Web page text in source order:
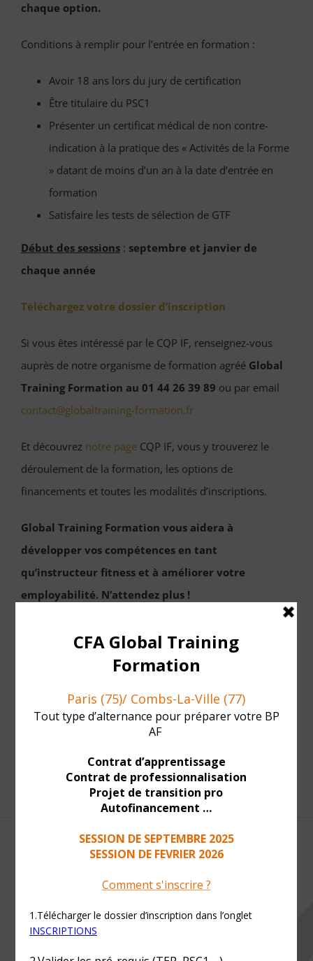
chaque option.
Conditions à remplir pour l’entrée en formation :
Avoir 18 ans lors du jury de certification
Être titulaire du PSC1
Présenter un certificat médical de non contre-
indication à la pratique des « Activités de la Forme
» datant de moins d’un an à la date d’entrée en
formation
Satisfaire les tests de sélection de GTF
Début des sessions : septembre et janvier de
chaque année
Téléchargez votre dossier d’inscription
Si vous êtes intéressé par le CQP IF, renseignez-vous
auprès de notre organisme de formation agréé Global
Training Formation au 01 44 26 39 89 ou par email
contact@globaltraining-formation.fr
Et découvrez notre page CQP IF, vous y trouverez le
déroulement de la formation, les options de
financements et toutes les modalités d’inscriptions.
Global Training Formation vous aidera à
développer vos compétences en tant
qu’instructeur fitness et à améliorer votre
employabilité. N’attendez plus !
CONTACT INFO